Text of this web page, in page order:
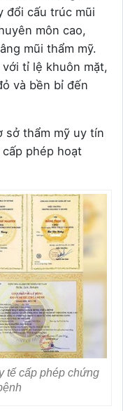
đổi cấu trúc mũi
môn cao,
mũi thẩm mỹ.
tỉ lệ khuôn mặt,
và bền bỉ đến
sở thẩm mỹ uy tín
phép hoạt
tế cấp phép chứng